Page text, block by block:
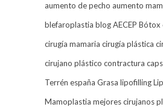
aumento de pecho aumento
blefaroplastia blog AECEP Bótox
cirugía mamaria cirugía plástica
cirujano plástico contractura
Terrén españa Grasa lipofilling
Mamoplastia mejores cirujanos